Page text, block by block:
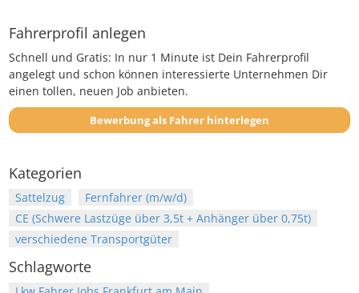
Fahrerprofil anlegen
Schnell und Gratis: In nur 1 Minute ist Dein Fahrerprofil
angelegt und schon können interessierte Unternehmen Dir
einen tollen, neuen Job anbieten.
Bewerbung als Fahrer hinterlegen
Kategorien
Sattelzug
Fernfahrer (m/w/d)
CE (Schwere Lastzüge über 3,5t + Anhänger über 0,75t)
verschiedene Transportgüter
Schlagworte